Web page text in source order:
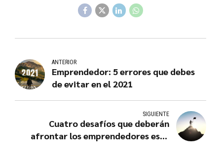
ANTERIOR
Emprendedor: 5 errores que debes
de evitar en el 2021
SIGUIENTE
Cuatro desafíos que deberán
afrontar los emprendedores este